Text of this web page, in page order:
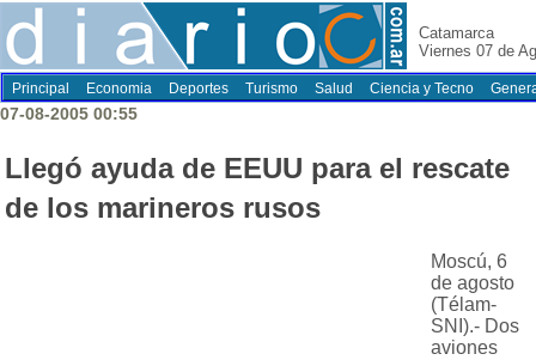
Catamarca
Viernes 07 de
Principal Economia Deportes Turismo Salud Ciencia y Tecno
07-08-2005 00:55
Llegó ayuda de EEUU para el rescate
de los marineros rusos
Moscú, 6
de agosto
(Télam-
SNI).- Dos
aviones